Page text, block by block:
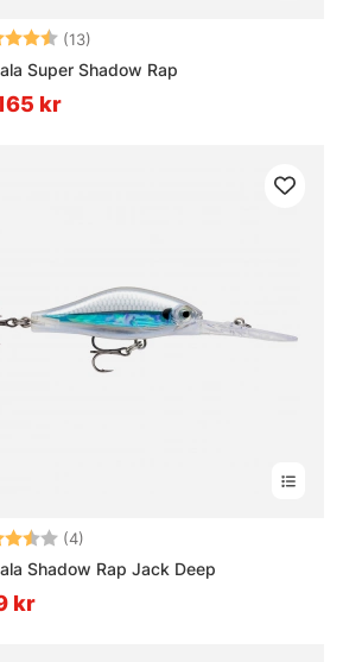
(13)
Super Shadow Rap
kr
(4)
Shadow Rap Jack Deep
kr